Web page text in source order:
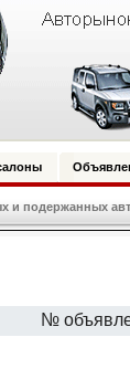
подержанных
№